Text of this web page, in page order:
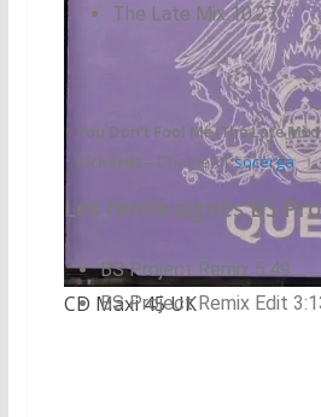
CD Maxi 45 UK
The Late Mix 10:27
You Don’t Fool Me (The Late
Richards – Chaine YT:socerga
Les remix signés BS
BS Project Remix 5:49
BS Project Remix Edit